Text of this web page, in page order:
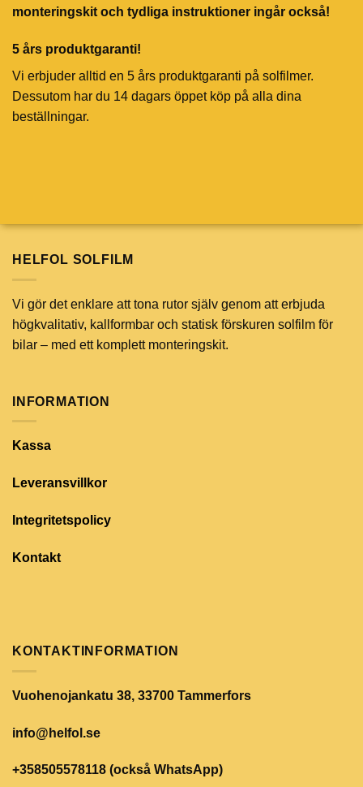
monteringskit och tydliga instruktioner ingår också!
5 års produktgaranti!
Vi erbjuder alltid en 5 års produktgaranti på solfilmer.
Dessutom har du 14 dagars öppet köp på alla dina
beställningar.
HELFOL SOLFILM
Vi gör det enklare att tona rutor själv genom att erbjuda
högkvalitativ, kallformbar och statisk förskuren solfilm för
bilar – med ett komplett monteringskit.
INFORMATION
Kassa
Leveransvillkor
Integritetspolicy
Kontakt
KONTAKTINFORMATION
Vuohenojankatu 38, 33700 Tammerfors
info@helfol.se
+358505578118 (också WhatsApp)